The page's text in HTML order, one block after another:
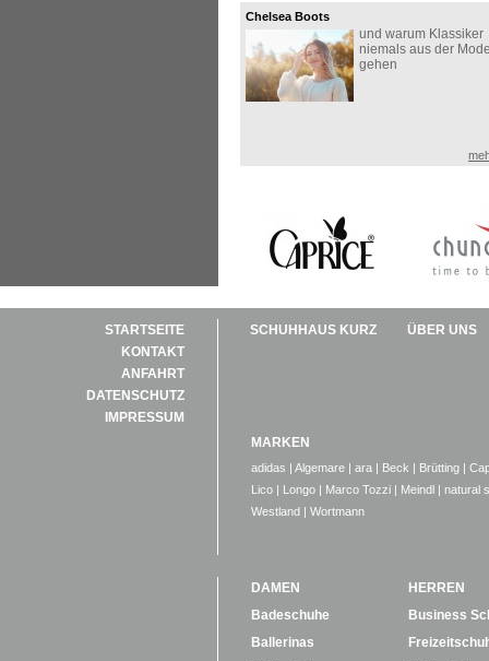
Chelsea Boots
und warum Klassiker
niemals aus der
gehen
STARTSEITE
KONTAKT
ANFAHRT
DATENSCHUTZ
IMPRESSUM
SCHUHHAUS KURZ ÜBER UNS
MARKEN
adidas | Algemare | ara | Beck | Brütting |
Lico | Longo | Marco Tozzi | Meindl | natural
Westland | Wortmann
DAMEN
Badeschuhe
Ballerinas
HERREN
Business